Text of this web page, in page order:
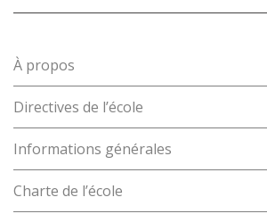
À propos
Directives de l’école
Informations générales
Charte de l’école